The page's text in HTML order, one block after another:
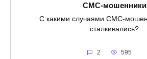
СМС-мошенники
С какими случаями СМС-
сталкивались?
2 595